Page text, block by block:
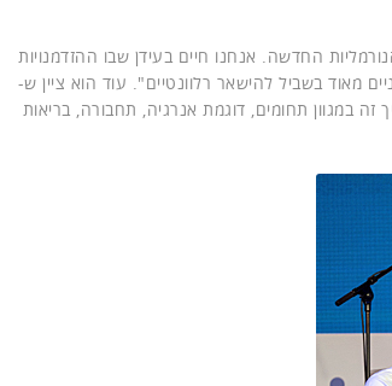
החדשה. אנחנו חיים בעידן שבו ההזדמנויות
מאוד בשביל להישאר רלוונטיים". עוד הוא ציין ש-
במגוון תחומים, דוגמת אנרגיה, תחבורה, בריאות